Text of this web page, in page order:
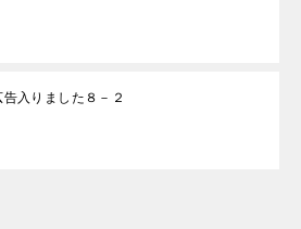
入りました８－２